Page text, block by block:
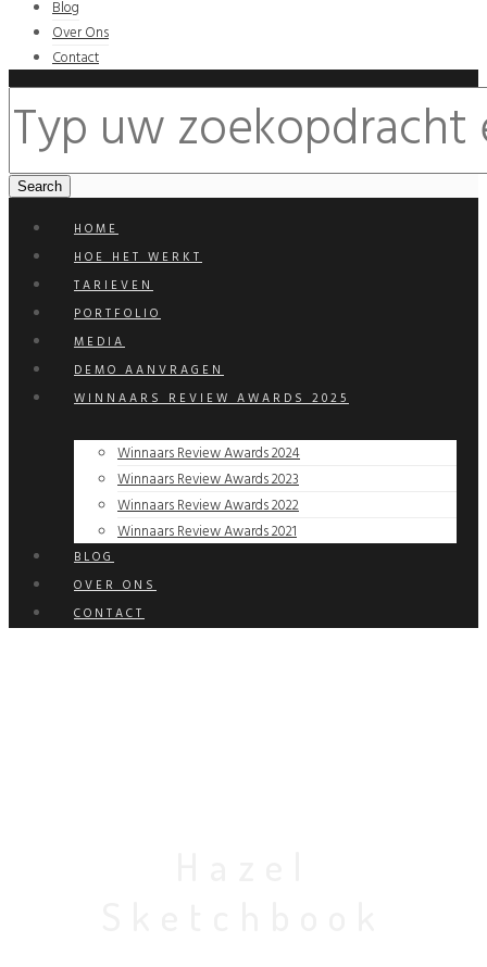
Blog
Over Ons
Contact
HOME
HOE HET WERKT
TARIEVEN
PORTFOLIO
MEDIA
DEMO AANVRAGEN
WINNAARS REVIEW AWARDS 2025
Winnaars Review Awards 2024
Winnaars Review Awards 2023
Winnaars Review Awards 2022
Winnaars Review Awards 2021
BLOG
OVER ONS
CONTACT